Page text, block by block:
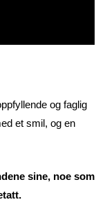
og faglig
et smil, og en
sine, noe som